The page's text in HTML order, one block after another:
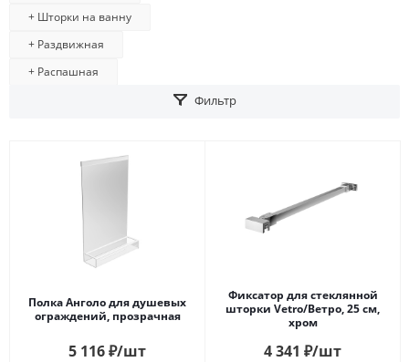
+ Шторки на ванну
+ Раздвижная
+ Распашная
Фильтр
Полка Анголо для душевых
ограждений, прозрачная
5 116₽/шт
Фиксатор для стеклянной
шторки Vetro/Ветро, 25 см,
хром
4 341 ₽/шт